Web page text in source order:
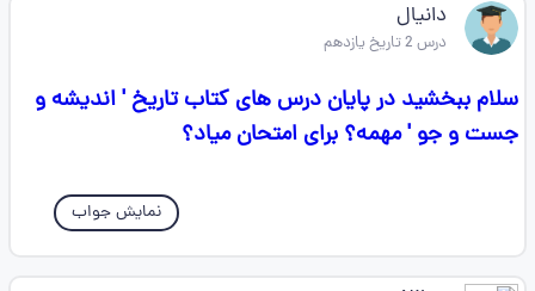
دانیال
درس 2 تاریخ یازدهم
سلام ببخشید در پایان درس های کتاب تاریخ ' اندیشه و
جست و جو ' مهمه؟ برای امتحان میاد؟
نمایش جواب